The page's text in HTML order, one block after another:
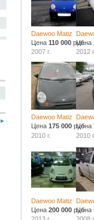
Daewoo Matiz
Цена 110 000 руб.
2007 г.
Цена
2012
Daewoo Matiz
Цена 175 000 руб.
2010 г.
Цена
2010
Daewoo Matiz
Цена 200 000 руб.
Цена